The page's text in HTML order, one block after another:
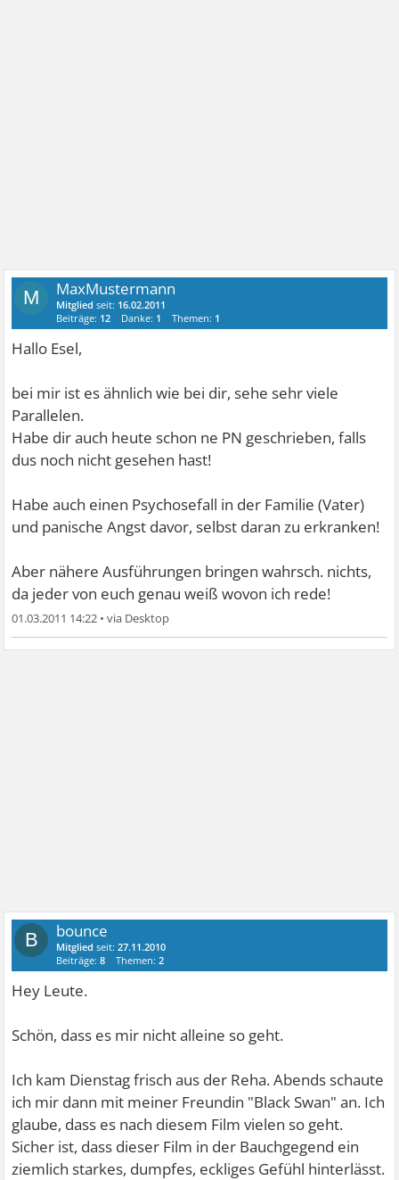
M MaxMustermann
Mitglied seit: 16.02.2011
Beiträge: 12 Danke: 1 Themen: 1
Hallo Esel,
bei mir ist es ähnlich wie bei dir, sehe sehr viele
Parallelen.
Habe dir auch heute schon ne PN geschrieben, falls
dus noch nicht gesehen hast!
Habe auch einen Psychosefall in der Familie (Vater)
und panische Angst davor, selbst daran zu erkranken!
Aber nähere Ausführungen bringen wahrsch. nichts,
da jeder von euch genau weiß wovon ich rede!
01.03.2011 14:22 •
B bounce
Mitglied seit:27.11.2010
Beiträge:8 Themen:2
Hey Leute.
Schön, dass es mir nicht alleine so geht.
Ich kam Dienstag frisch aus der Reha. Abends schaute
ich mir dann mit meiner Freundin "Black Swan" an. Ich
glaube, dass es nach diesem Film vielen so geht.
Sicher ist, dass dieser Film in der Bauchgegend ein
ziemlich starkes, dumpfes, eckliges Gefühl hinterlässt.